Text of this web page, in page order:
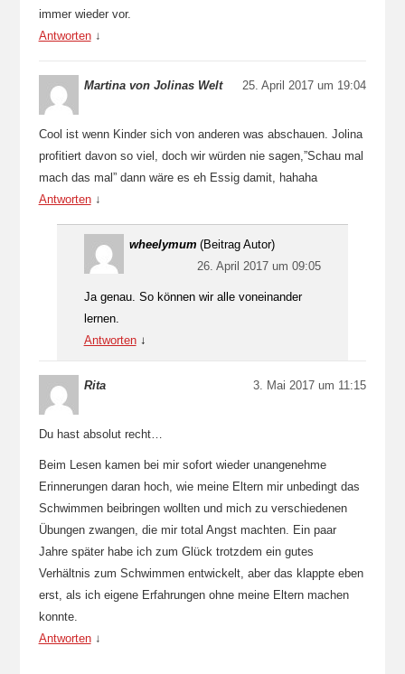
immer wieder vor.
Antworten ↓
Martina von Jolinas Welt 25. April 2017 um 19:04
Cool ist wenn Kinder sich von anderen was abschauen. Jolina
profitiert davon so viel, doch wir würden nie sagen,”Schau mal
mach das mal” dann wäre es eh Essig damit, hahaha
Antworten ↓
wheelymum (Beitrag Autor)
26. April 2017 um 09:05
Ja genau. So können wir alle voneinander
lernen.
Antworten ↓
Rita 3. Mai 2017 um 11:15
Du hast absolut recht…
Beim Lesen kamen bei mir sofort wieder unangenehme
Erinnerungen daran hoch, wie meine Eltern mir unbedingt das
Schwimmen beibringen wollten und mich zu verschiedenen
Übungen zwangen, die mir total Angst machten. Ein paar
Jahre später habe ich zum Glück trotzdem ein gutes
Verhältnis zum Schwimmen entwickelt, aber das klappte eben
erst, als ich eigene Erfahrungen ohne meine Eltern machen
konnte.
Antworten ↓